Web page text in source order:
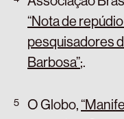
“Nota de
pesquisadores
Barbosa”;.
O Globo,